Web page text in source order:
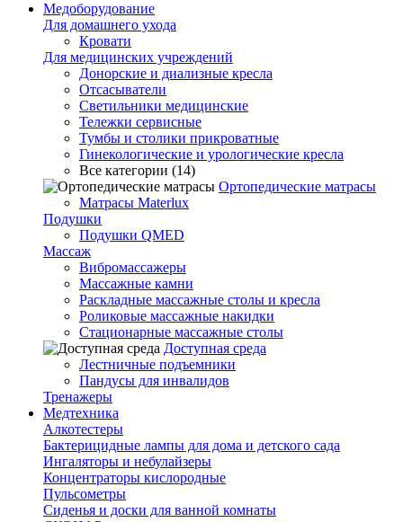
Медоборудование
Для домашнего ухода
Кровати
Для медицинских учреждений
Донорские и диализные кресла
Отсасыватели
Светильники медицинские
Тележки сервисные
Тумбы и столики прикроватные
Гинекологические и урологические кресла
Все категории (14)
Ортопедические матрасы
Матрасы Materlux
Подушки
Подушки QMED
Массаж
Вибромассажеры
Массажные камни
Раскладные массажные столы и кресла
Роликовые массажные накидки
Стационарные массажные столы
Доступная среда
Лестничные подъемники
Пандусы для инвалидов
Тренажеры
Mедтехника
Алкотестеры
Бактерицидные лампы для дома и детского сада
Ингаляторы и небулайзеры
Концентраторы кислородные
Пульсометры
Сиденья и доски для ванной комнаты